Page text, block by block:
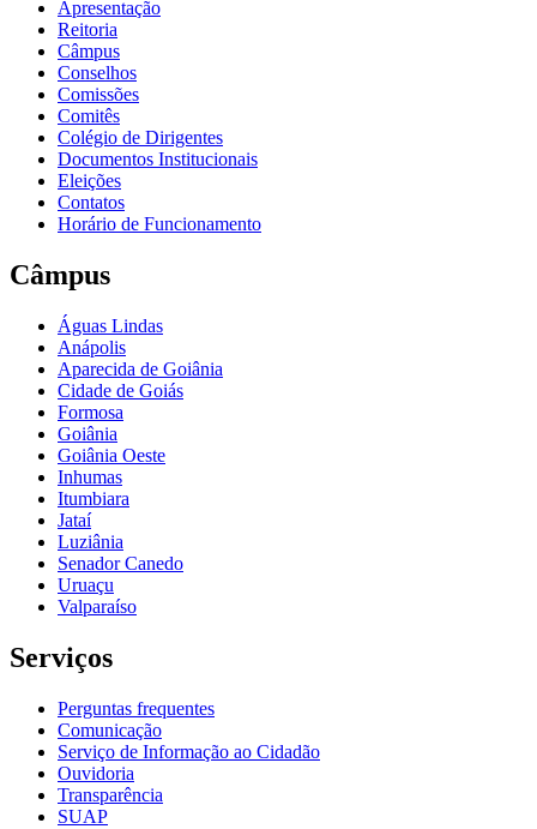
Apresentação
Reitoria
Câmpus
Conselhos
Comissões
Comitês
Colégio de Dirigentes
Documentos Institucionais
Eleições
Contatos
Horário de Funcionamento
Câmpus
Águas Lindas
Anápolis
Aparecida de Goiânia
Cidade de Goiás
Formosa
Goiânia
Goiânia Oeste
Inhumas
Itumbiara
Jataí
Luziânia
Senador Canedo
Uruaçu
Valparaíso
Serviços
Perguntas frequentes
Comunicação
Serviço de Informação ao Cidadão
Ouvidoria
Transparência
SUAP